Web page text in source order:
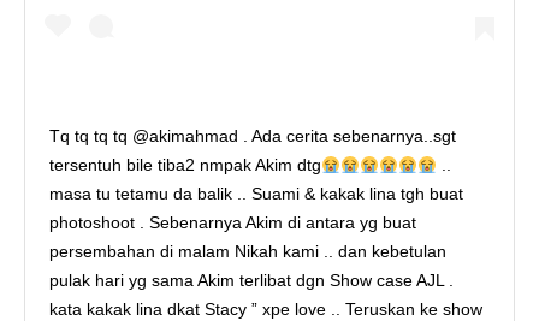
Tq tq tq tq @akimahmad . Ada cerita sebenarnya..sgt
tersentuh bile tiba2 nmpak Akim dtg
..
masa tu tetamu da balik .. Suami & kakak lina tgh buat
photoshoot . Sebenarnya Akim di antara yg buat
persembahan di malam Nikah kami .. dan kebetulan
pulak hari yg sama Akim terlibat dgn Show case AJL .
kata kakak lina dkat Stacy ” xpe love .. Teruskan ke show